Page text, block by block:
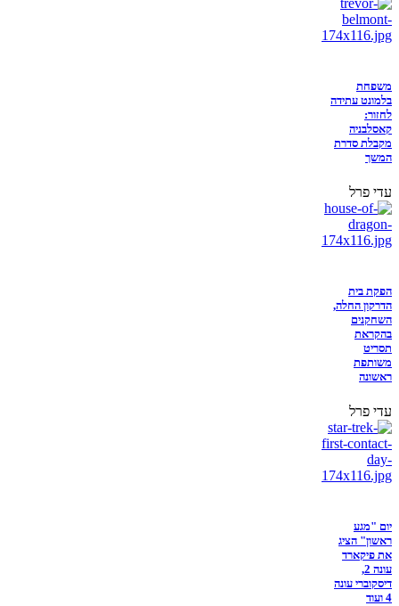
משפחת
בלמונט עתידה
לחזור:
קאסלבניה
מקבלת סדרת
המשך
עדי פרל
הפקת בית
הדרקון החלה,
השחקנים
בהקראת
תסריט
משותפת
ראשונה
עדי פרל
יום "מגע
ראשון" הציג
את פיקארד
עונה 2,
דיסקוברי עונה
4 ועוד